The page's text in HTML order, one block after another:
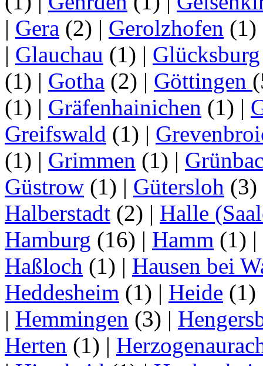
| Gera (2) | Gerolzhofen (1)
| Glauchau (1) | Glücksburg
(1) | Gotha (2) | Göttingen
(1) | Gräfenhainichen (1) |
Greifswald (1) |
(1) | Grimmen (1) |
Güstrow (1) | Gütersloh (3)
Halberstadt (2) | Halle
Hamburg (16) | Hamm (1) |
Haßloch (1) | Hausen bei
Heddesheim (1) | Heide (1)
| Hemmingen (3) |
Herten (1) |